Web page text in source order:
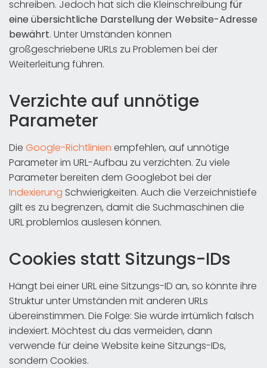
schreiben. Jedoch hat sich die Kleinschreibung für
eine übersichtliche Darstellung der Website-Adresse
bewährt. Unter Umständen können
großgeschriebene URLs zu Problemen bei der
Weiterleitung führen.
Verzichte auf unnötige
Parameter
Die Google-Richtlinien empfehlen, auf unnötige
Parameter im URL-Aufbau zu verzichten. Zu viele
Parameter bereiten dem Googlebot bei der
Indexierung Schwierigkeiten. Auch die Verzeichnistiefe
gilt es zu begrenzen, damit die Suchmaschinen die
URL problemlos auslesen können.
Cookies statt Sitzungs-IDs
Hängt bei einer URL eine Sitzungs-ID an, so könnte ihre
Struktur unter Umständen mit anderen URLs
übereinstimmen. Die Folge: Sie würde irrtümlich falsch
indexiert. Möchtest du das vermeiden, dann
verwende für deine Website keine Sitzungs-IDs,
sondern Cookies.